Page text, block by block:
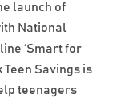
launch of
National
‘Smart for
Teen Savings is
teenagers